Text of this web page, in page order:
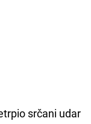
srčani udar